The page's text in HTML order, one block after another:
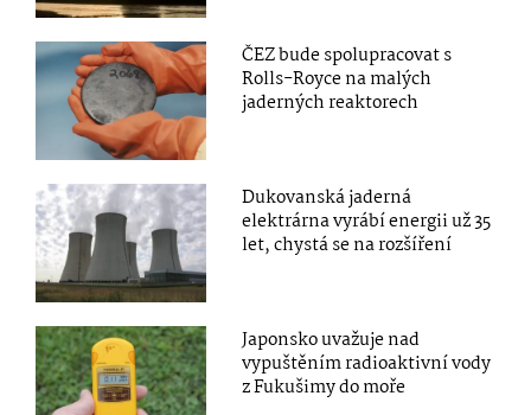
ČEZ bude spolupracovat s
Rolls-Royce na malých
jaderných reaktorech
Dukovanská jaderná
elektrárna vyrábí energii už 35
let, chystá se na rozšíření
Japonsko uvažuje nad
vypuštěním radioaktivní vody
z Fukušimy do moře